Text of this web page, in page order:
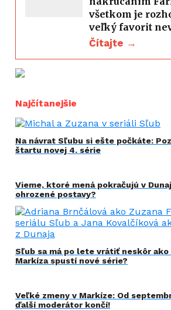
všetkom je
veľký favorit
Čítajte →
Najčítanejšie
Na návrat Sľubu si ešte počkáte:
štartu novej 4. série
Vieme, ktoré mená pokračujú v
ohrozené postavy?
Sľub sa má po lete vrátiť neskôr ako
Markíza spustí nové série?
Veľké zmeny v Markíze: Od
ďalší moderátor končí!